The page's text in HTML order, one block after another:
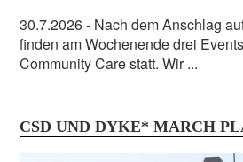
30.7.2026- Nach dem Anschlag
finden am Wochenende drei
Community Care statt. Wir ...
CSD UND DYKE* MARCH